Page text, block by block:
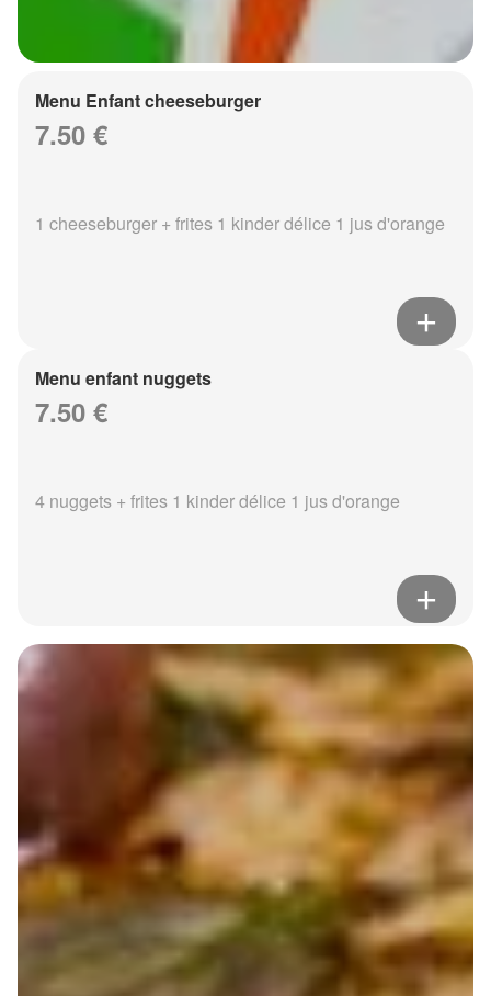
Menu Enfant cheeseburger
7.50 €
1 cheeseburger + frites 1 kinder délice 1 jus d'orange
Menu enfant nuggets
7.50 €
4 nuggets + frites 1 kinder délice 1 jus d'orange